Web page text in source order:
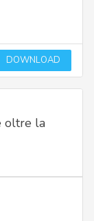
DOWNLOAD
oltre la